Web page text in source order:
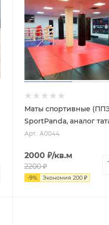
Маты спортивные
SportPanda, аналог
Арт.: A0044
2000₽/кв.м
2200₽
-9% Экономия 200₽